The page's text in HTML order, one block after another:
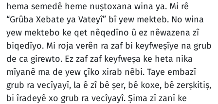
hema semedê heme nuṣtoxana wina ya. Mi rê
“Grûba Xebate ya Vateyî” bî yew mekteb. No wina
yew mektebo ke qet nêqedîno û ez nêwazena zî
biqedîyo. Mi roja verên ra zaf bi keyfweṣîye na grub
de ca girewto. Ez zaf zaf keyfweṣa ke heta nika
mîyanê ma de yew çîko xirab nêbi. Taye embazî
grub ra vecîyayî, la ê zî bê ṣer, bê koxe, bê zerṣkitiṣ,
bi îradeyê xo grub ra vecîyayî. Ṣima zî zanî ke